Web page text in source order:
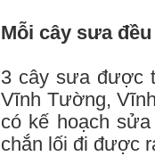
Mỗi cây sưa
3 cây sưa được
Vĩnh Tường,
có kế hoạch
chắn lối đi được